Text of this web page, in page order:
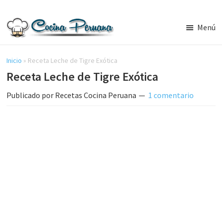
contenido
lateral
principal
Cocina
Peruana,
Recetas
de
Comida
Menú
Inicio » Receta Leche de Tigre Exótica
Receta Leche de Tigre Exótica
Publicado por Recetas Cocina Peruana 1 comentario